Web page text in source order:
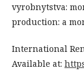
vyrobnytstva:
production: a
International
Available at: